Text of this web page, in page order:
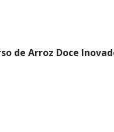
de Arroz Doce